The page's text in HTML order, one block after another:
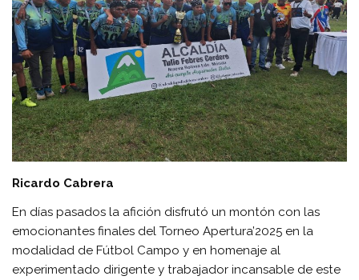
Ricardo Cabrera
En días pasados la afición disfrutó un montón con las
emocionantes finales del Torneo Apertura’2025 en la
modalidad de Fútbol Campo y en homenaje al
experimentado dirigente y trabajador incansable de este